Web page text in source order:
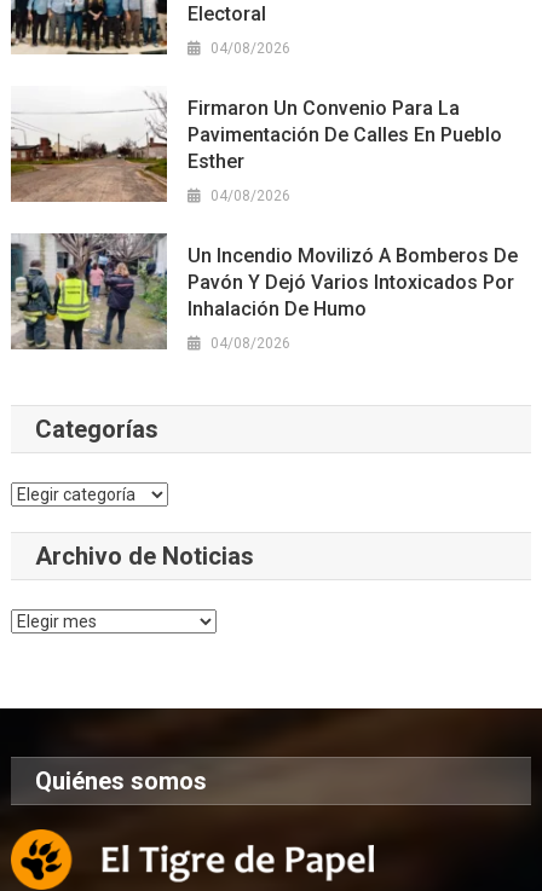
Electoral
04/08/2026
Firmaron Un Convenio Para La
Pavimentación De Calles En Pueblo
Esther
04/08/2026
Un Incendio Movilizó A Bomberos De
Pavón Y Dejó Varios Intoxicados Por
Inhalación De Humo
04/08/2026
Categorías
Categorías
Archivo de Noticias
Archivo
Quiénes somos